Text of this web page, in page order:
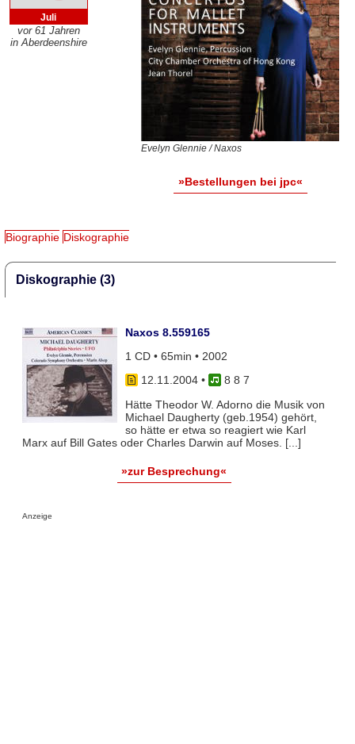
Juli
vor 61 Jahren
in Aberdeenshire
Evelyn Glennie / Naxos
»Bestellungen bei jpc«
Biographie Diskographie
Diskographie (3)
Naxos 8.559165
1 CD • 65min • 2002
12.11.2004•
8 8 7
Hätte Theodor W. Adorno die Musik von
Michael Daugherty (geb.1954) gehört,
so hätte er etwa so reagiert wie Karl
Marx auf Bill Gates oder Charles Darwin auf Moses. [...]
»zur Besprechung«
Anzeige